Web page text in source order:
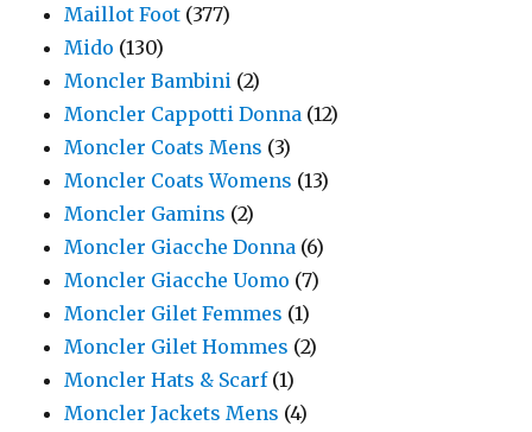
Maillot Foot (377)
Mido (130)
Moncler Bambini (2)
Moncler Cappotti Donna (12)
Moncler Coats Mens (3)
Moncler Coats Womens (13)
Moncler Gamins (2)
Moncler Giacche Donna (6)
Moncler Giacche Uomo (7)
Moncler Gilet Femmes (1)
Moncler Gilet Hommes (2)
Moncler Hats & Scarf (1)
Moncler Jackets Mens (4)